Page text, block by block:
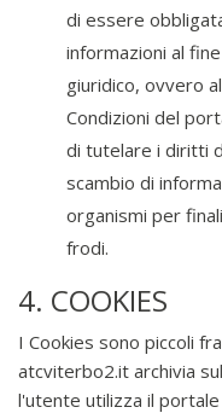
di essere
informazioni al
giuridico, ovvero
Condizioni del
di tutelare i diritti
scambio di
organismi per
frodi.
4. COOKIES
I Cookies sono piccoli
atcviterbo2.it archivia
l'utente utilizza il